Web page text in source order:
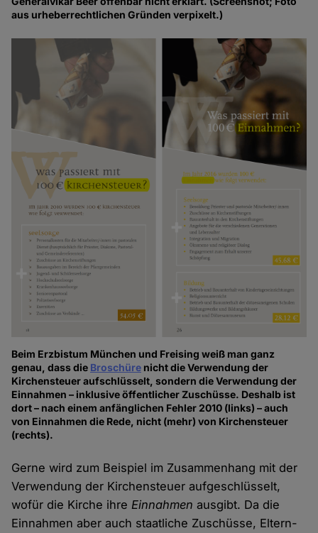
aus urheberrechtlichen Gründen verpixelt.)
Beim Erzbistum München und Freising weiß man ganz
genau, dass die Broschüre nicht die Verwendung der
Kirchensteuer aufschlüsselt, sondern die Verwendung der
Einnahmen – inklusive öffentlicher Zuschüsse. Deshalb ist
dort – nach einem anfänglichen Fehler 2010 (links) – auch
von Einnahmen die Rede, nicht (mehr) von Kirchensteuer
(rechts).
Gerne wird zum Beispiel im Zusammenhang mit der
Verwendung der Kirchensteuer aufgeschlüsselt,
wofür die Kirche ihre Einnahmen ausgibt. Da die
Einnahmen aber auch staatliche Zuschüsse, Eltern-